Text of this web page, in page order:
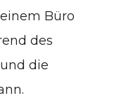
Büro
des
die